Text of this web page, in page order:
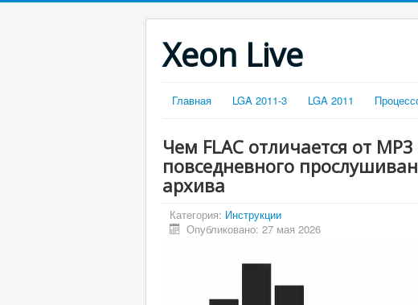
Xeon Live
Главная LGA 2011-3 LGA 2011
Чем FLAC отличается от
повседневного
архива
Категория: Инструкции
Опубликовано: 27 мая 2026